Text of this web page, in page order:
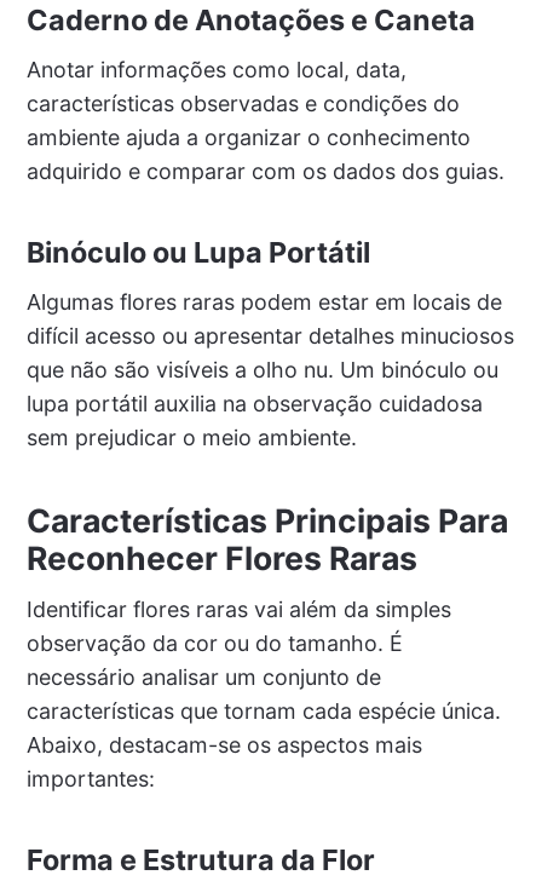
Caderno de Anotações e Caneta
Anotar informações como local, data,
características observadas e condições do
ambiente ajuda a organizar o conhecimento
adquirido e comparar com os dados dos guias.
Binóculo ou Lupa Portátil
Algumas flores raras podem estar em locais de
difícil acesso ou apresentar detalhes minuciosos
que não são visíveis a olho nu. Um binóculo ou
lupa portátil auxilia na observação cuidadosa
sem prejudicar o meio ambiente.
Características Principais Para
Reconhecer Flores Raras
Identificar flores raras vai além da simples
observação da cor ou do tamanho. É
necessário analisar um conjunto de
características que tornam cada espécie única.
Abaixo, destacam-se os aspectos mais
importantes:
Forma e Estrutura da Flor